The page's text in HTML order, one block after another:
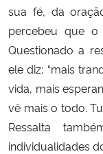
sua fé, da
percebeu que o
Questionado a
ele diz: “mais
vida, mais
vê mais o todo.
Ressalta
individualidades